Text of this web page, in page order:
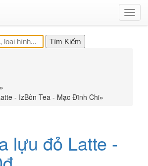
»
- IzBôn Tea - Mạc Đĩnh Chi»
lựu đỏ Latte -